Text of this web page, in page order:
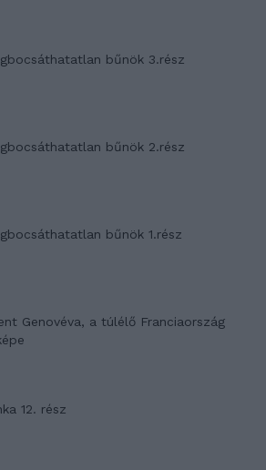
bűnök 3.rész
bűnök 2.rész
bűnök 1.rész
Genovéva, a túlélő Franciaország
12. rész